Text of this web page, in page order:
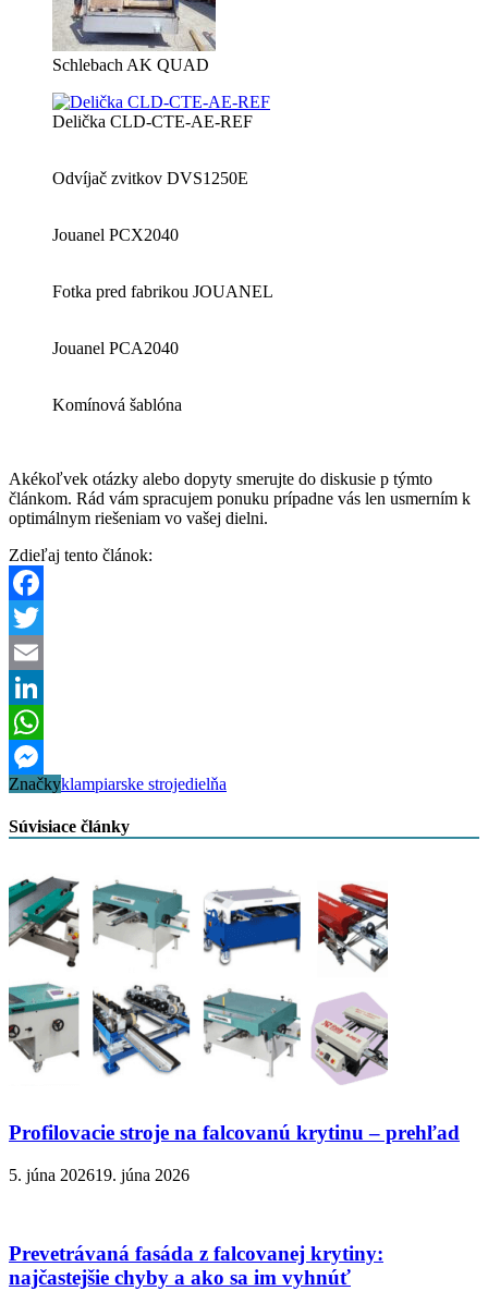
Schlebach AK QUAD
Delička CLD-CTE-AE-REF
Odvíjač zvitkov DVS1250E
Jouanel PCX2040
Fotka pred fabrikou JOUANEL
Jouanel PCA2040
Komínová šablóna
Akékoľvek otázky alebo dopyty smerujte do diskusie p týmto
článkom. Rád vám spracujem ponuku prípadne vás len usmerním k
optimálnym riešeniam vo vašej dielni.
Zdieľaj tento článok:
Facebook
Twitter
Email
LinkedIn
WhatsApp
Messenger
Značkyklampiarske strojedielňa
Súvisiace články
Profilovacie stroje na falcovanú krytinu – prehľad
5. júna 202619. júna 2026
Prevetrávaná fasáda z falcovanej krytiny:
najčastejšie chyby a ako sa im vyhnúť